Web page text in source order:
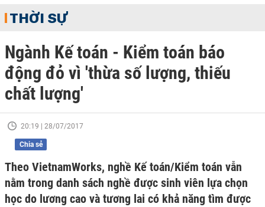
THỜI SỰ
Ngành Kế toán - Kiểm toán báo
động đỏ vì 'thừa số lượng, thiếu
chất lượng'
20:19 | 28/07/2017
Chia sẻ
Theo VietnamWorks, nghề Kế toán/Kiểm toán vẫn
nằm trong danh sách nghề được sinh viên lựa chọn
học do lương cao và tương lai có khả năng tìm được